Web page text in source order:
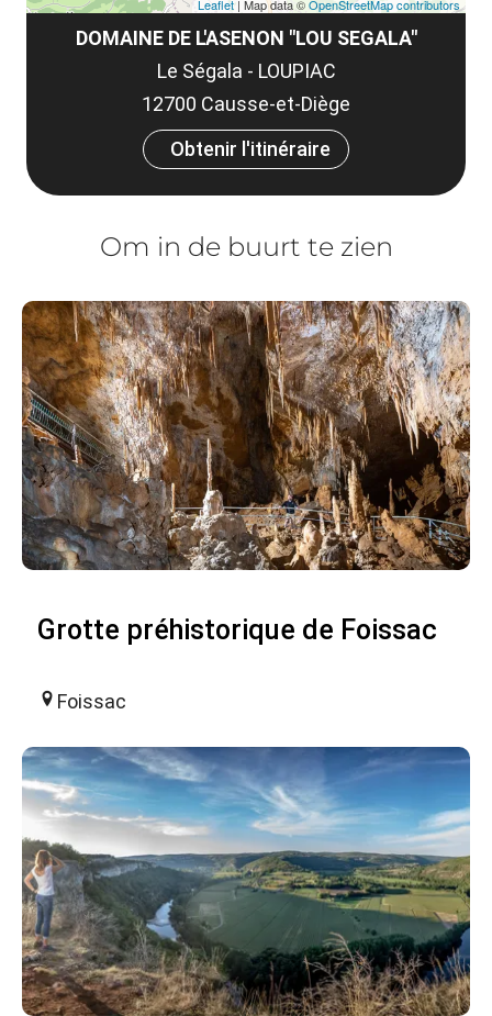
DOMAINE DE L'ASENON "LOU SEGALA"
Le Ségala - LOUPIAC
12700 Causse-et-Diège
Obtenir l'itinéraire
Leaflet | Map data ©OpenStreetMap contributors
Om in de buurt te zien
Grotte préhistorique de Foissac
Foissac